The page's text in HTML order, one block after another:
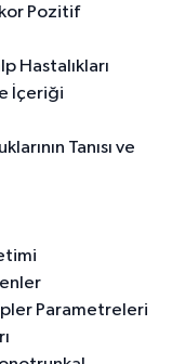
Pozitif
Hastalıkları
İçeriği
Tanısı ve
Parametreleri